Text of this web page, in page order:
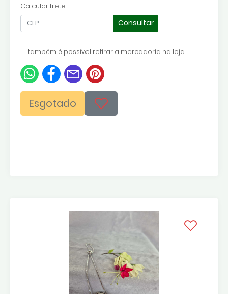
Calcular frete:
Consultar
também é possível retirar a mercadoria na loja.
Esgotado